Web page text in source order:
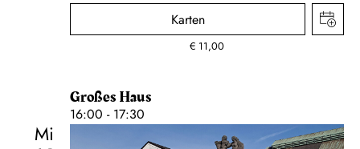
Karten
€ 11,00
Großes Haus
16:00 - 17:30
Mi